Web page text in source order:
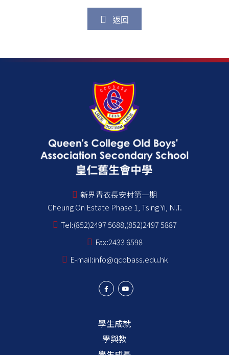
返回
新界青衣長安村第一期
Cheung On Estate Phase 1, Tsing Yi, N.T.
Tel:(852)2497 5688,(852)2497 5887
Fax:2433 6598
E-mail:info@qcobass.edu.hk
學生成就
學與教